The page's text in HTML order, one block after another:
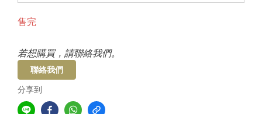
售完
若想購買，請聯絡我們。
聯絡我們
分享到